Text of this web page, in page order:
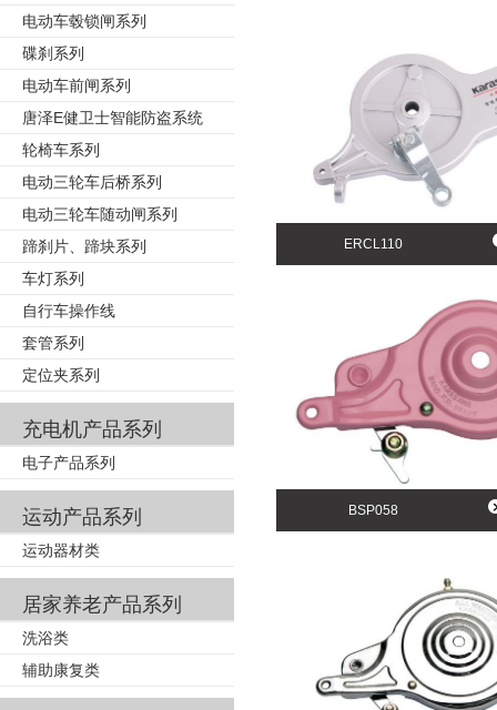
电动车毂锁闸系列
碟刹系列
电动车前闸系列
唐泽E健卫士智能防盗系统
轮椅车系列
电动三轮车后桥系列
电动三轮车随动闸系列
蹄刹片、蹄块系列
车灯系列
自行车操作线
套管系列
定位夹系列
充电机产品系列
电子产品系列
运动产品系列
运动器材类
居家养老产品系列
洗浴类
辅助康复类
ERCL110
BSP058